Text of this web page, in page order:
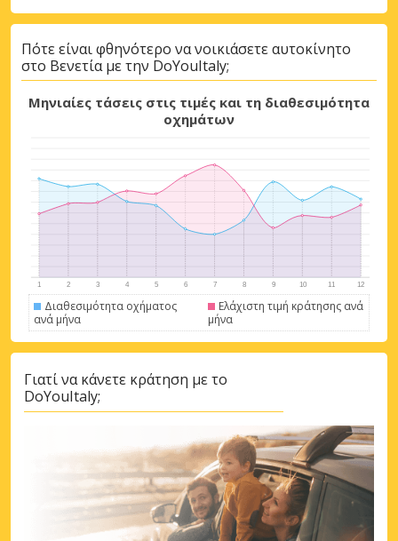
Πότε είναι φθηνότερο να νοικιάσετε αυτοκίνητο
στο Βενετία με την DoYouItaly;
Μηνιαίες τάσεις στις τιμές και τη διαθεσιμότητα
οχημάτων
Διαθεσιμότητα οχήματος
ανά μήνα
Ελάχιστη τιμή κράτησης ανά
μήνα
Γιατί να κάνετε κράτηση με το
DoYouItaly;